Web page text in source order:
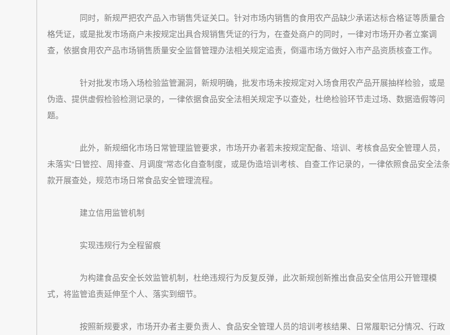
同时，新规严把农产品入市销售凭证关口。针对市场内销售的食用农产品缺少承诺达标合格证等质量合
格凭证，或是批发市场商户未按规定出具合规销售凭证的行为，在查处商户的同时，一律对市场开办者立案调
查，依据食用农产品市场销售质量安全监督管理办法相关规定追责，倒逼市场方做好入市产品资质核查工作。
针对批发市场入场检验监管漏洞，新规明确，批发市场未按规定对入场食用农产品开展抽样检验，或是
伪造、提供虚假检验检测记录的，一律依据食品安全法相关规定予以查处，杜绝检验环节走过场、数据造假等问
题。
此外，新规细化市场日常管理监管要求，市场开办者若未按规定配备、培训、考核食品安全管理人员，
未落实“日管控、周排查、月调度”常态化自查制度，或是伪造培训考核、自查工作记录的，一律依照食品安全法条
款开展查处，规范市场日常食品安全管理流程。
建立信用监管机制
实现违规行为全程留痕
为构建食品安全长效监管机制，杜绝违规行为反复反弹，此次新规创新推出食品安全信用公开管理模
式，将监管追责延伸至个人、落实到细节。
按照新规要求，市场开办者主要负责人、食品安全管理人员的培训考核结果、日常履职记分情况、行政